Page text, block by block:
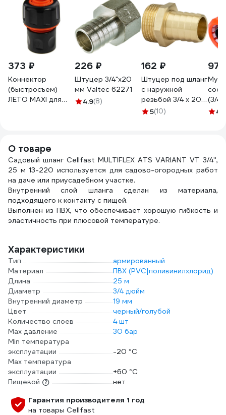
373 ₽
Коннектор
(быстросъем)
ЛЕТО MAXI для
226 ₽
Штуцер 3/4"х20
мм Valtec 62271
4.9(8)
162 ₽
Штуцер под шланг
с наружной
резьбой 3/4 х 20
мм PROFACTOR
5(10)
97
(3/
4.8
О товаре
Садовый шланг Cellfast MULTIFLEX ATS VARIANT VT 3/4'',
25 м 13-220 используется для садово-огородных работ
на даче или приусадебном участке.
Внутренний слой шланга сделан из материала,
подходящего к контакту с пищей.
Выполнен из ПВХ, что обеспечивает хорошую гибкость и
эластичность при плюсовой температуре.
Характеристики
Тип
армированный
Материал
ПВХ (PVC|поливинилхлорид)
Длина
25 м
Диаметр
3/4 дюйм
Внутренний диаметр
19 мм
Цвет
черный/голубой
Количество слоев
4 шт
Max давление
30 бар
Min температура
эксплуатации
-20 °С
Мах температура
эксплуатации
+60 °С
Пищевой
нет
Гарантия производителя 1 год
на товары Cellfast